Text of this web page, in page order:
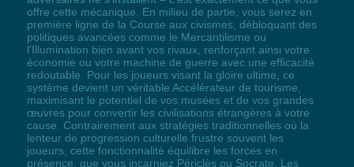
offre cette mécanique. En milieu de partie, vous serez en
première ligne de la Course aux civismes, débloquant des
politiques avancées comme le Mercantilisme ou
l'Illumination bien avant vos rivaux, renforçant ainsi votre
économie ou votre machine de guerre avec une efficacité
redoutable. Pour les joueurs visant la gloire ultime, ce
système devient un véritable Accélérateur de tourisme,
maximisant le potentiel de vos musées et de vos grandes
œuvres pour convertir les civilisations étrangères à votre
cause. Contrairement aux stratégies traditionnelles où la
lenteur de progression culturelle frustre souvent les
joueurs, cette fonctionnalité équilibre les forces en
présence, que vous incarniez Périclès ou Socrate. Les